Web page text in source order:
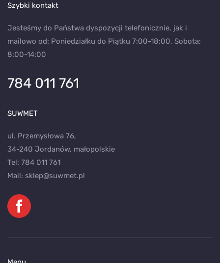
Szybki kontakt
Jesteśmy do Państwa dyspozycji telefonicznie, jak i
mailowo od: Poniedziałku do Piątku 7:00-18:00, Sobota:
8:00-14:00
784 011 761
SUWMET
ul. Przemysłowa 76,
34-240 Jordanów, małopolskie
Tel: 784 011 761
Mail: sklep@suwmet.pl